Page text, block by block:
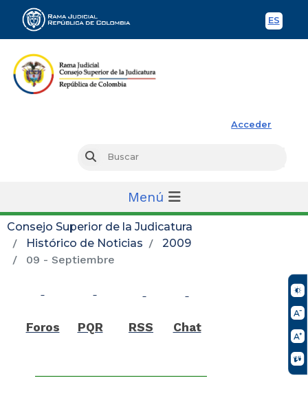
ES
Acceder
Buscar
Menú
Consejo Superior de la Judicatura
Histórico de Noticias
2009
09 - Septiembre
Foros PQR RSS Chat